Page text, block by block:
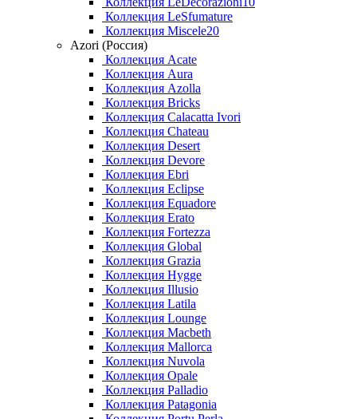
Коллекция LeSfumature
Коллекция Miscele20
Azori (Россия)
Коллекция Acate
Коллекция Aura
Коллекция Azolla
Коллекция Bricks
Коллекция Calacatta Ivori
Коллекция Chateau
Коллекция Desert
Коллекция Devore
Коллекция Ebri
Коллекция Eclipse
Коллекция Equadore
Коллекция Erato
Коллекция Fortezza
Коллекция Global
Коллекция Grazia
Коллекция Hygge
Коллекция Illusio
Коллекция Latila
Коллекция Lounge
Коллекция Macbeth
Коллекция Mallorca
Коллекция Nuvola
Коллекция Opale
Коллекция Palladio
Коллекция Patagonia